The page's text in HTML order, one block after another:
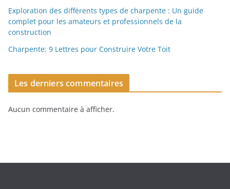
Exploration des différents types de charpente : Un guide
complet pour les amateurs et professionnels de la
construction
Charpente: 9 Lettres pour Construire Votre Toit
Les derniers commentaires
Aucun commentaire à afficher.